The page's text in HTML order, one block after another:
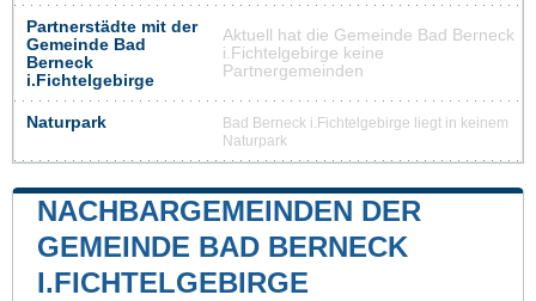
Partnerstädte mit der
Gemeinde Bad
Berneck
i.Fichtelgebirge
Aktuell hat die Gemeinde Bad Berneck
i.Fichtelgebirge keine
Partnergemeinden
Naturpark
Bad Berneck i.Fichtelgebirge liegt in keinem
Naturpark
NACHBARGEMEINDEN DER
GEMEINDE BAD BERNECK
I.FICHTELGEBIRGE